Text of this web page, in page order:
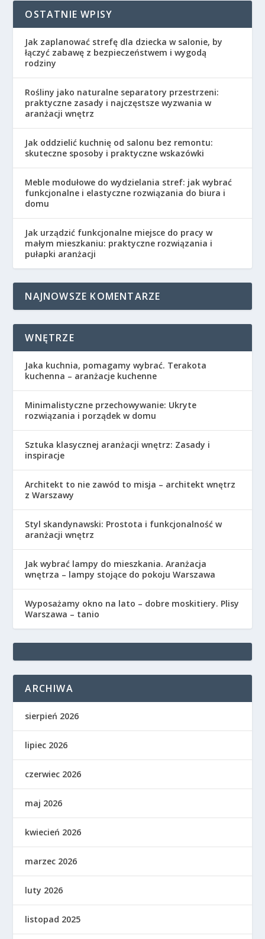
OSTATNIE WPISY
Jak zaplanować strefę dla dziecka w salonie, by
łączyć zabawę z bezpieczeństwem i wygodą
rodziny
Rośliny jako naturalne separatory przestrzeni:
praktyczne zasady i najczęstsze wyzwania w
aranżacji wnętrz
Jak oddzielić kuchnię od salonu bez remontu:
skuteczne sposoby i praktyczne wskazówki
Meble modułowe do wydzielania stref: jak wybrać
funkcjonalne i elastyczne rozwiązania do biura i
domu
Jak urządzić funkcjonalne miejsce do pracy w
małym mieszkaniu: praktyczne rozwiązania i
pułapki aranżacji
NAJNOWSZE KOMENTARZE
WNĘTRZE
Jaka kuchnia, pomagamy wybrać. Terakota
kuchenna – aranżacje kuchenne
Minimalistyczne przechowywanie: Ukryte
rozwiązania i porządek w domu
Sztuka klasycznej aranżacji wnętrz: Zasady i
inspiracje
Architekt to nie zawód to misja – architekt wnętrz
z Warszawy
Styl skandynawski: Prostota i funkcjonalność w
aranżacji wnętrz
Jak wybrać lampy do mieszkania. Aranżacja
wnętrza – lampy stojące do pokoju Warszawa
Wyposażamy okno na lato – dobre moskitiery. Plisy
Warszawa – tanio
ARCHIWA
sierpień 2026
lipiec 2026
czerwiec 2026
maj 2026
kwiecień 2026
marzec 2026
luty 2026
listopad 2025